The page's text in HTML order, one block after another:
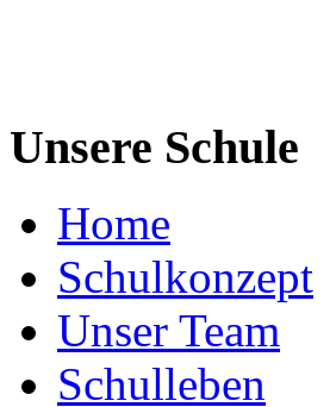
Unsere Schule
Home
Schulkonzept
Unser Team
Schulleben